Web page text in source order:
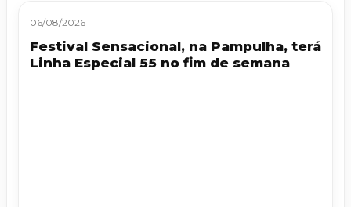
06/08/2026
Festival Sensacional, na Pampulha, terá
Linha Especial 55 no fim de semana